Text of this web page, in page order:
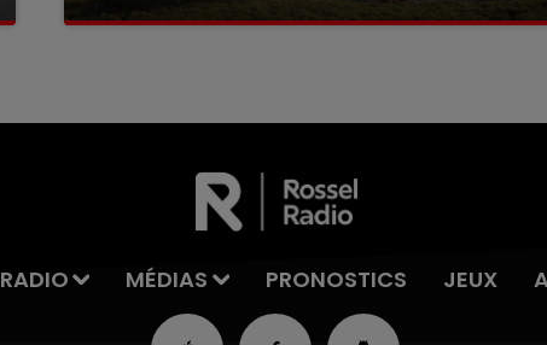
La victime a coulé à pic
RADIO MÉDIAS PRONOSTICS JEUX